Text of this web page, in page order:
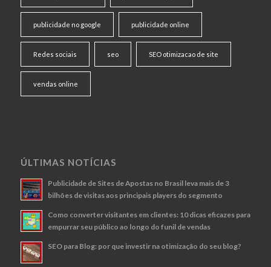
publicidade no google publicidade online
Redes sociais seo SEO otimizacao de site
vendas online
ÚLTIMAS NOTÍCIAS
Publicidade de Sites de Apostas no Brasil leva mais de 3
bilhões de visitas aos principais players do segmento
Como converter visitantes em clientes: 10 dicas eficazes para
empurrar seu público ao longo do funil de vendas
SEO para Blog: por que investir na otimização do seu blog?